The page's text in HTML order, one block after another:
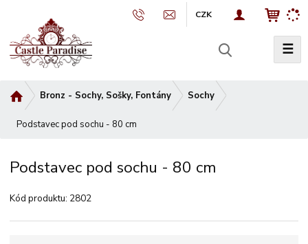
CZK
☰
v
o
í
t
Bronz - Sochy, Sošky, Fontány Sochy
Podstavec pod sochu - 80 cm
Podstavec pod sochu - 80 cm
Kód produktu: 2802